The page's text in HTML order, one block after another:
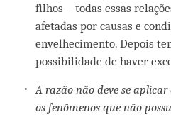
filhos – todas essas
afetadas por causas e
envelhecimento. Depois
possibilidade de haver
A razão não deve se
os fenômenos que não